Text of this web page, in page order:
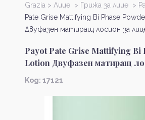
Grazia > Лице > Грижа за лице >
Pate Grise Mattifying Bi Phase
Двуфазен матиращ лосион за
Payot Pate Grise Mattifying Bi
Lotion Двуфазен матиращ
Kод: 17121